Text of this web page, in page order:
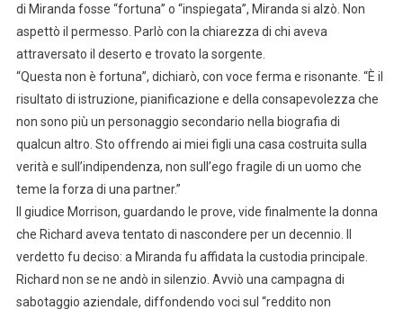
di Miranda fosse “fortuna” o “inspiegata”, Miranda si alzò. Non
aspettò il permesso. Parlò con la chiarezza di chi aveva
attraversato il deserto e trovato la sorgente.
“Questa non è fortuna”, dichiarò, con voce ferma e risonante. “È il
risultato di istruzione, pianificazione e della consapevolezza che
non sono più un personaggio secondario nella biografia di
qualcun altro. Sto offrendo ai miei figli una casa costruita sulla
verità e sull’indipendenza, non sull’ego fragile di un uomo che
teme la forza di una partner.”
Il giudice Morrison, guardando le prove, vide finalmente la donna
che Richard aveva tentato di nascondere per un decennio. Il
verdetto fu deciso: a Miranda fu affidata la custodia principale.
Richard non se ne andò in silenzio. Avviò una campagna di
sabotaggio aziendale, diffondendo voci sul “reddito non